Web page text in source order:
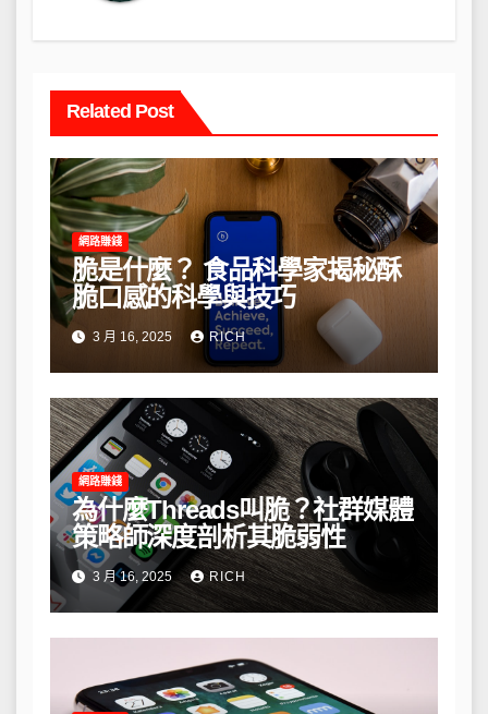
Related Post
網路賺錢
脆是什麼？ 食品科學家揭秘酥
脆口感的科學與技巧
3 月 16, 2025 RICH
網路賺錢
為什麼Threads叫脆？社群媒體
策略師深度剖析其脆弱性
3 月 16, 2025 RICH